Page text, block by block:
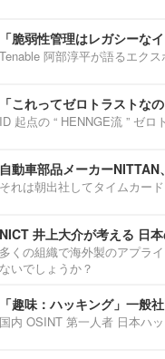
「脆弱性管理はレガシーな
Tenable 阿部淳平が語るエク
「これってゼロトラストな
ID 起点の “ HENNGE流 ” ゼロ
自動車部品メーカー
それは朝出社してタイムカー
NICT 井上大介が考える 日
多くの組織で海外製のアプラ
ないでしょうか？
「趣味：ハッキング」一般
国内 OSINT 第一人者 日本ハ